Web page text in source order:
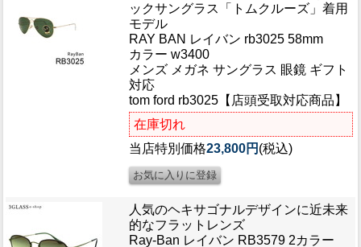
ックサングラス「トムクルーズ」着用
モデル
RAY BAN レイバン rb3025 58mm
カラー w3400
メンズ メガネ サングラス 眼鏡 ギフト
対応
tom ford rb3025【店頭受取対応商品】
在庫切れ
当店特別価格23,800円 (税込)
人気のヘキサゴナルデザインに近未来
的なフラットレンズ
Ray-Ban レイバン RB3579 2カラー